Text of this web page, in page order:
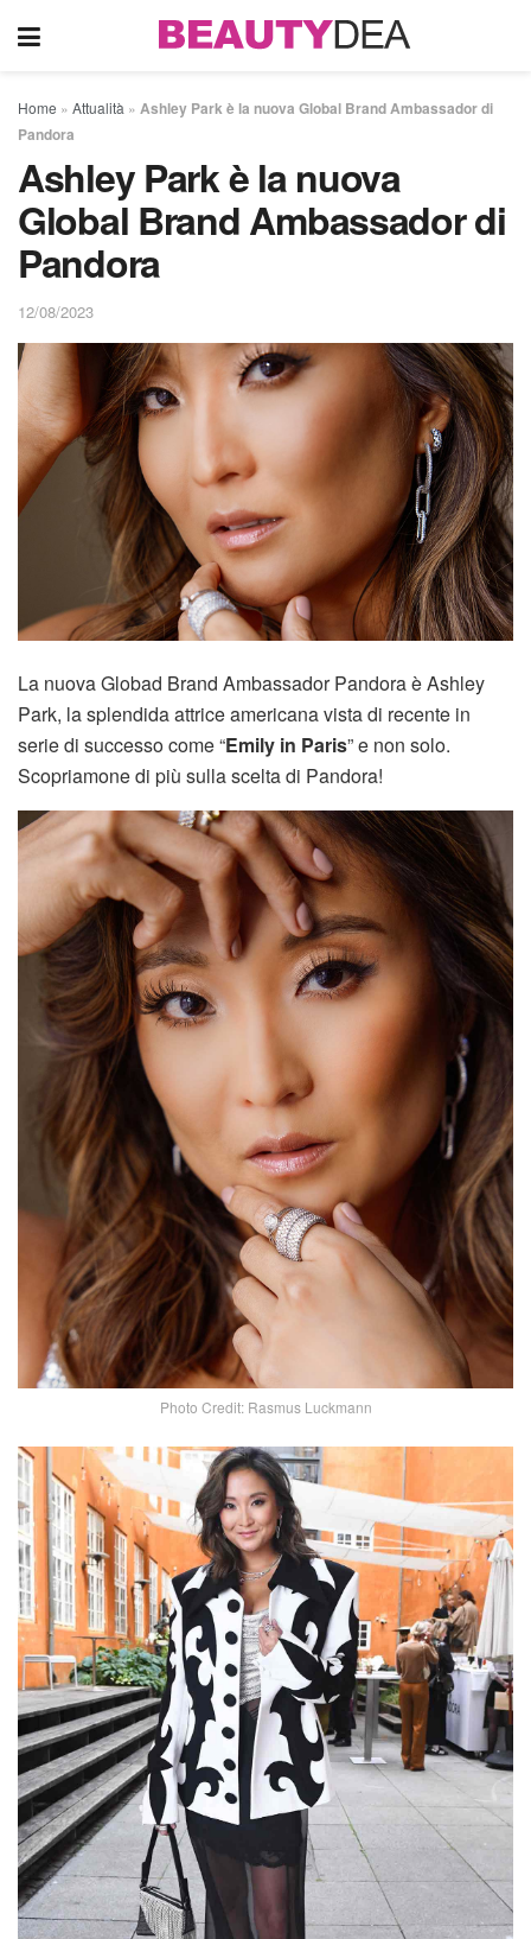
Home » Attualità » Ashley Park è la nuova Global Brand Ambassador di
Pandora
Ashley Park è la nuova
Global Brand Ambassador di
Pandora
12/08/2023
La nuova Globad Brand Ambassador Pandora è Ashley
Park, la splendida attrice americana vista di recente in
serie di successo come “Emily in Paris” e non solo.
Scopriamone di più sulla scelta di Pandora!
Photo Credit: Rasmus Luckmann